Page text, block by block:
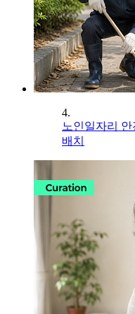
4.
노인일자리 안
배치